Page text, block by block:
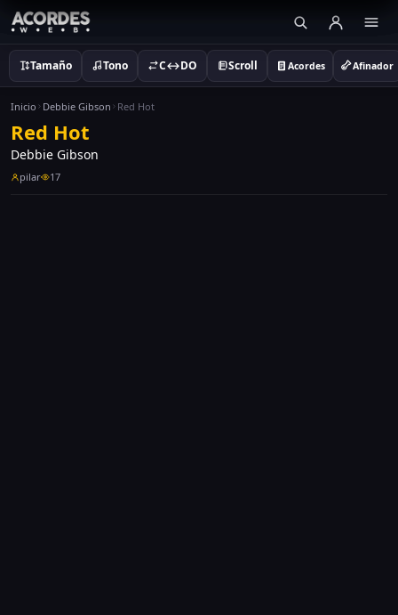
Tamaño Tono C↔DO Scroll Acordes Afinador
Inicio Debbie Gibson Red Hot
Red Hot
Debbie Gibson
pilar 17